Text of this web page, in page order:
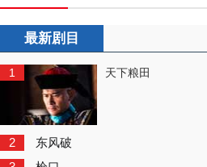
最新剧目
1 天下粮田
2 东风破